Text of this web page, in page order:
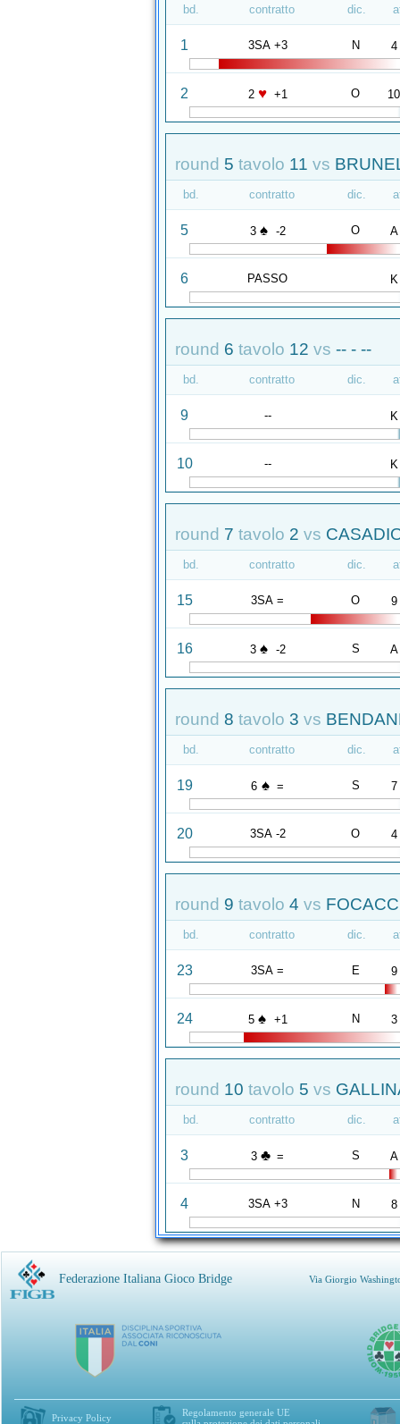
bd. contratto dic.
1 3SA +3 N 4
2 2 ♥ +1 O 10
round 5 tavolo 11 vs
bd. contratto dic.
5 3 ♠ -2 O A
6 PASSO K
round 6 tavolo 12 vs -- - --
bd. contratto dic.
9 -- K
10 -- K
round 7 tavolo 2 vs
bd. contratto dic.
15 3SA = O 9
16 3 ♠ -2 S A
round 8 tavolo 3 vs
bd. contratto dic.
19 6 ♠ = S 7
20 3SA -2 O 4
round 9 tavolo 4 vs
bd. contratto dic.
23 3SA = E 9
24 5 ♠ +1 N 3
round 10 tavolo 5 vs
bd. contratto dic.
3 3 ♣ = S A
4 3SA +3 N 8
Federazione Italiana Gioco Bridge Via Giorgio
Privacy Policy
Regolamento generale UE